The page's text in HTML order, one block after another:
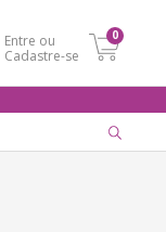
Entre ou
Cadastre-se
0